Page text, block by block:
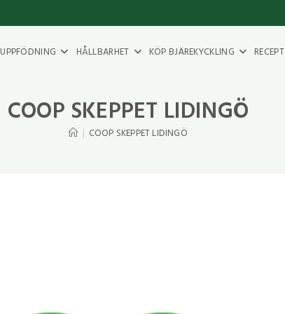
UPPFÖDNING HÅLLBARHET KÖP BJÄREKYCKLING RECEPT
COOP SKEPPET LIDINGÖ
| COOP SKEPPET LIDINGÖ